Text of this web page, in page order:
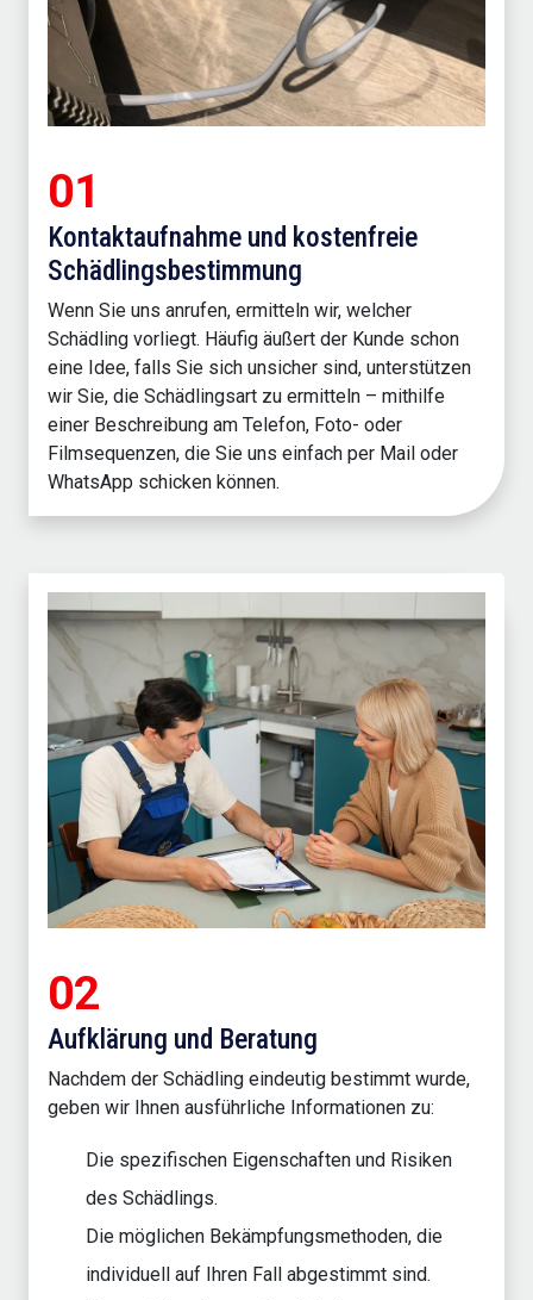
01
Kontaktaufnahme und kostenfreie
Schädlingsbestimmung
Wenn Sie uns anrufen, ermitteln wir, welcher
Schädling vorliegt. Häufig äußert der Kunde schon
eine Idee, falls Sie sich unsicher sind, unterstützen
wir Sie, die Schädlingsart zu ermitteln – mithilfe
einer Beschreibung am Telefon, Foto- oder
Filmsequenzen, die Sie uns einfach per Mail oder
WhatsApp schicken können.
02
Aufklärung und Beratung
Nachdem der Schädling eindeutig bestimmt wurde,
geben wir Ihnen ausführliche Informationen zu:
Die spezifischen Eigenschaften und Risiken
des Schädlings.
Die möglichen Bekämpfungsmethoden, die
individuell auf Ihren Fall abgestimmt sind.